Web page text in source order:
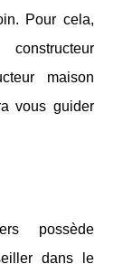
Pour cela,
maison
vous guider
possède
dans le